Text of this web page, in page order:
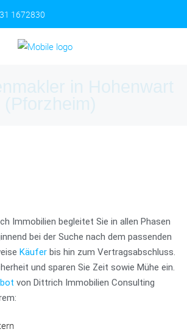
1672830
in Hohenwart
(Pforzheim)
Immobilien begleitet Sie in allen Phasen
bei der Suche nach dem passenden
Käufer bis hin zum Vertragsabschluss.
und sparen Sie Zeit sowie Mühe ein.
von Dittrich Immobilien Consulting